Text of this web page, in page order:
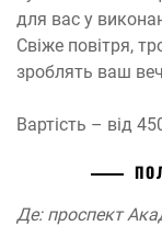
для вас у
Свіже повітря,
зроблять ваш
Вартість – від
Де: проспект